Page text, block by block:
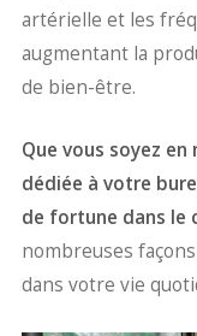
artérielle et les
augmentant la
de bien-être.
Que vous soyez
dédiée à votre
de fortune dans le
nombreuses
dans votre vie